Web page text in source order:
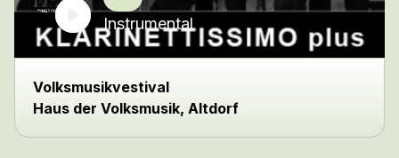
Instrumental
Volksmusikvestival
Haus der Volksmusik, Altdorf